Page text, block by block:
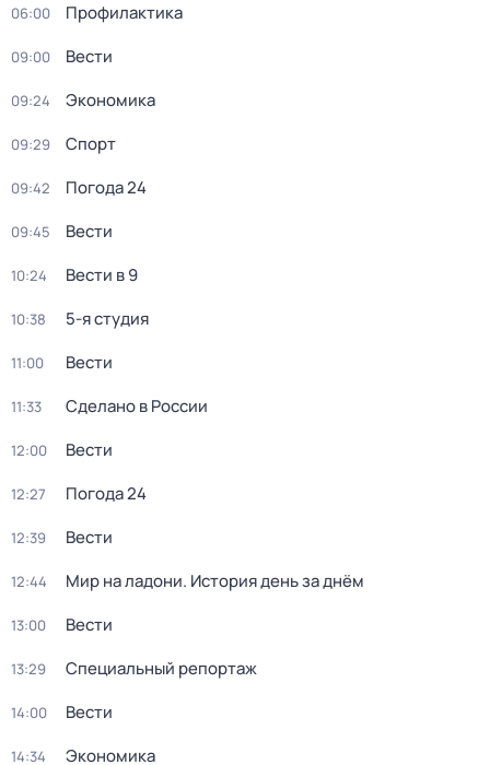
06:00 Профилактика
09:00 Вести
09:24 Экономика
09:29 Спорт
09:42 Погода 24
09:45 Вести
10:24 Вести в 9
10:38 5-я студия
11:00 Вести
11:33 Сделано в России
12:00 Вести
12:27 Погода 24
12:39 Вести
12:44 Мир на ладони. История день за днём
13:00 Вести
13:29 Специальный репортаж
14:00 Вести
14:34 Экономика